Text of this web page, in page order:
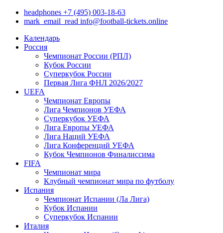
headphones +7 (495) 003-18-63
mark_email_read info@football-tickets.online
Календарь
Россия
Чемпионат России (РПЛ)
Кубок России
Суперкубок России
Первая Лига ФНЛ 2026/2027
UEFA
Чемпионат Европы
Лига Чемпионов УЕФА
Суперкубок УЕФА
Лига Европы УЕФА
Лига Наций УЕФА
Лига Конференций УЕФА
Кубок Чемпионов Финалиссима
FIFA
Чемпионат мира
Клубный чемпионат мира по футболу
Испания
Чемпионат Испании (Ла Лига)
Кубок Испании
Суперкубок Испании
Италия